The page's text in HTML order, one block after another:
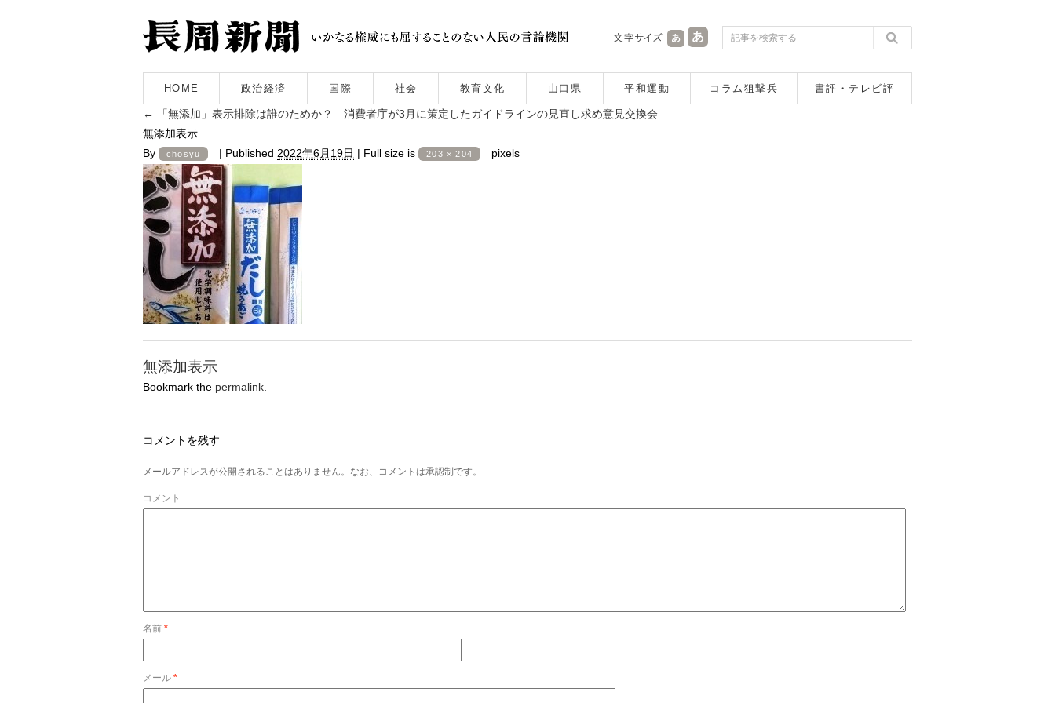
HOME 政治経済 国際 社会 教育文化 山口県 平和運動 コラム狙撃兵 書評・テレビ評
←
「無添加」表示排除は誰のためか？ 消費者庁が3月に策定したガイドラインの見直し求め意見交換会
無添加表示
By
chosyu | Published 2022年6月19日 | Full size is 203 × 204 pixels
無添加表示
Bookmark the permalink
コメントを残す
メールアドレスが公開されることはありません。なお、コメントは承認制です。
コメント
名前 *
メール *